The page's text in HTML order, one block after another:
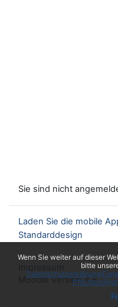
Wenn Sie weiter auf dieser
bitte
Datenschutzerklärung/
Pflichten/
Sie sind nicht
Laden Sie die mobile
Standarddesign
Moodle Version 4.5